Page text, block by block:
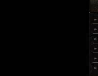
»
»
»
»
»
»